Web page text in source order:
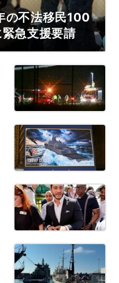
の不法移民100
急支援要請